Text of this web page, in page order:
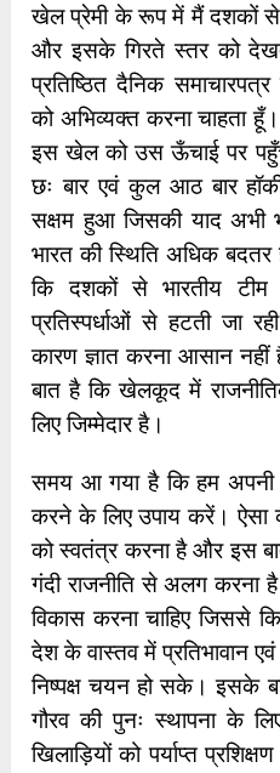
खेल प्रेमी के रूप में मैं दशकों से
और इसके गिरते स्तर को
प्रतिष्ठित दैनिक
को अभिव्यक्त करना चाहता
इस खेल को उस ऊँचाई पर
छः बार एवं कुल आठ बार
सक्षम हुआ जिसकी याद अभी
भारत की स्थिति अधिक बदतर
कि दशकों से भारतीय टीम
प्रतिस्पर्धाओं से हटती जा
कारण ज्ञात करना आसान नहीं
बात है कि खेलकूद में
लिए जिम्मेदार है।
समय आ गया है कि हम अपनी
करने के लिए उपाय करें। ऐसा
को स्वतंत्र करना है और इस
गंदी राजनीति से अलग करना
विकास करना चाहिए जिससे
देश के वास्तव में प्रतिभावान
निष्पक्ष चयन हो सके। इसके
गौरव की पुनः स्थापना के
खिलाड़ियों को पर्याप्त